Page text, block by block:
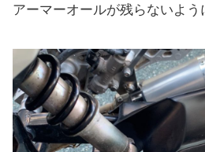
アーマーオールが残らないよう